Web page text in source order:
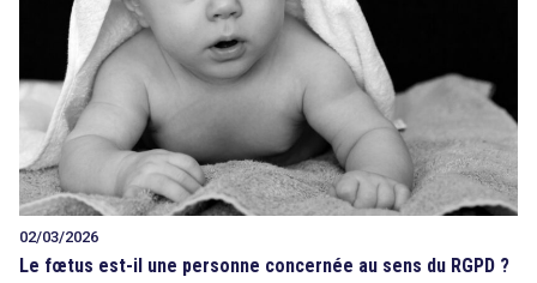
02/03/2026
Le fœtus est-il une personne concernée au sens du RGPD ?